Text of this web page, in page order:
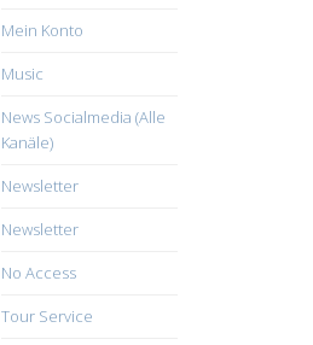
Mein Konto
Music
News Socialmedia (Alle
Kanäle)
Newsletter
Newsletter
No Access
Tour Service